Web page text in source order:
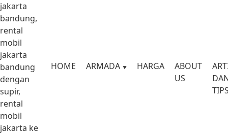
jakarta
bandung,
rental
mobil
jakarta
bandung
dengan
supir,
rental
mobil
jakarta ke
HOME ARMADA HARGA
ABOUT
US